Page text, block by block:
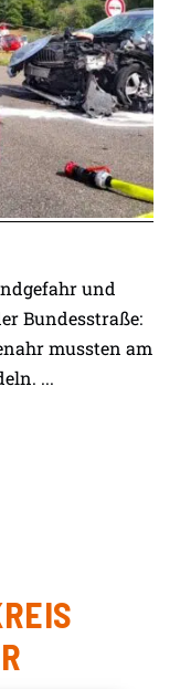
und
Bundesstraße:
mussten am
...